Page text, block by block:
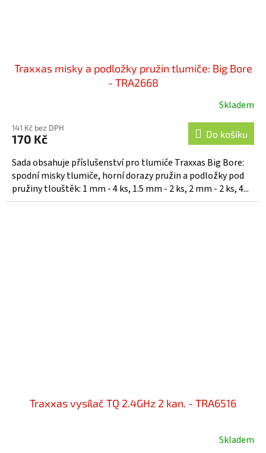
Traxxas misky a podložky pružin tlumiče: Big Bore
- TRA2668
Skladem
141 Kč bez DPH
170 Kč Do košíku
Sada obsahuje příslušenství pro tlumiče Traxxas Big Bore:
spodní misky tlumiče, horní dorazy pružin a podložky pod
pružiny tlouštěk: 1 mm - 4 ks, 1.5 mm - 2 ks, 2 mm - 2 ks, 4...
Traxxas vysílač TQ 2.4GHz 2 kan. - TRA6516
Skladem